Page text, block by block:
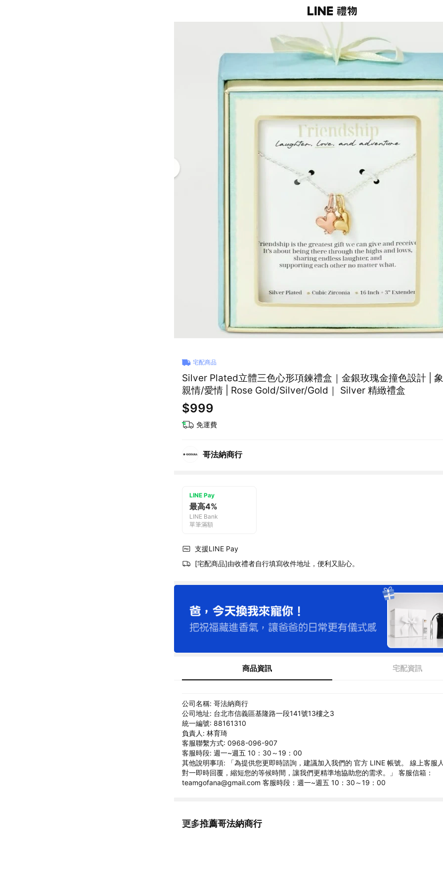
宅配商品
Silver Plated立體三色心形項鍊禮盒｜金銀玫瑰金撞色設計 |
親情/愛情 | Rose Gold/Silver/Gold｜ Silver 精緻禮盒
$999
免運費
哥法納商行
LINE Pay
最高4%
LINE Bank
單筆滿額
支援LINE Pay
[宅配商品]由收禮者自行填寫收件地址，便利又貼心。
商品資訊 宅配資訊
公司名稱: 哥法納商行
公司地址: 台北市信義區基隆路一段141號13樓之3
統一編號: 88161310
負責人: 林育琦
客服聯繫方式: 0968-096-907
客服時段: 週一~週五 10：30～19：00
其他說明事項: 「為提供您更即時諮詢，建議加入我們的 官方 LINE 帳號。 線上客服
對一即時回覆，縮短您的等候時間，讓我們更精準地協助您的需求。」 客服信箱：
teamgofana@gmail.com 客服時段：週一~週五 10：30～19：00
更多推薦哥法納商行
看更多